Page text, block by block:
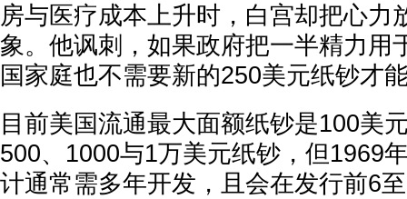
房与医疗成本上升时，白宫却把心力
象。他讽刺，如果政府把一半精力用
国家庭也不需要新的250美元纸钞才
目前美国流通最大面额纸钞是100美
500、1000与1万美元纸钞，但1969
计通常需多年开发，且会在发行前6